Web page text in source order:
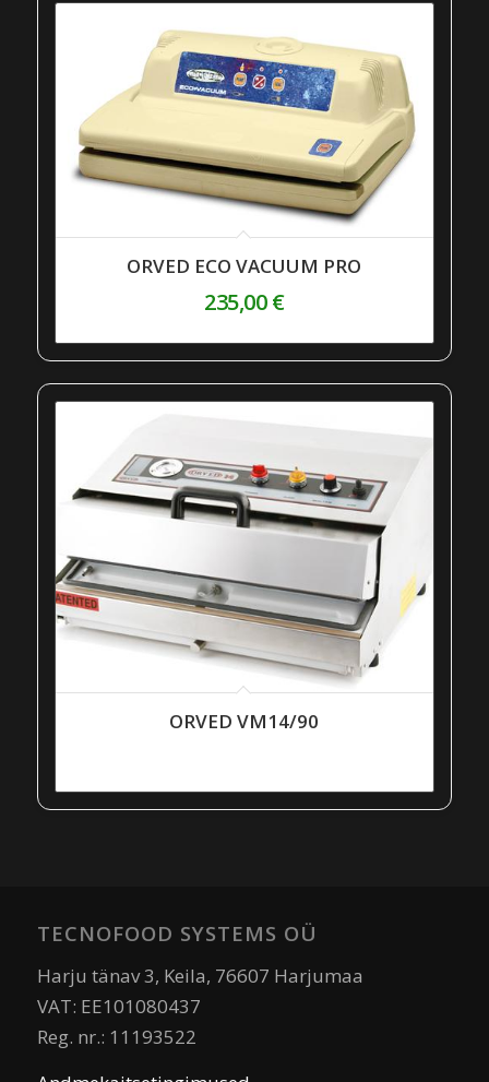
ORVED ECO VACUUM PRO
235,00€
ORVED VM14/90
TECNOFOOD SYSTEMS OÜ
Harju tänav 3, Keila, 76607 Harjumaa
VAT: EE101080437
Reg. nr.: 11193522